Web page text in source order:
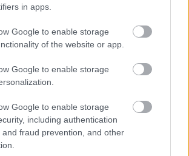
in apps.
Google to enable storage
of the website or app.
Google to enable storage
Google to enable storage
including authentication
and fraud prevention, and other
οτι οΤριαντάφυλλοςγια την
στοrealityεξασφάλισε πάνω από